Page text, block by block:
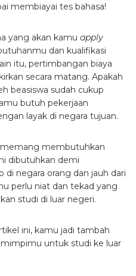
membiayai tes bahasa!
yang akan kamu apply
dan kualifikasi
itu, pertimbangan biaya
secara matang. Apakah
beasiswa sudah cukup
butuh pekerjaan
layak di negara tujuan.
memang membutuhkan
dibutuhkan demi
di negara orang dan jauh dari
perlu niat dan tekad yang
studi di luar negeri.
ini, kamu jadi tambah
untuk studi ke luar